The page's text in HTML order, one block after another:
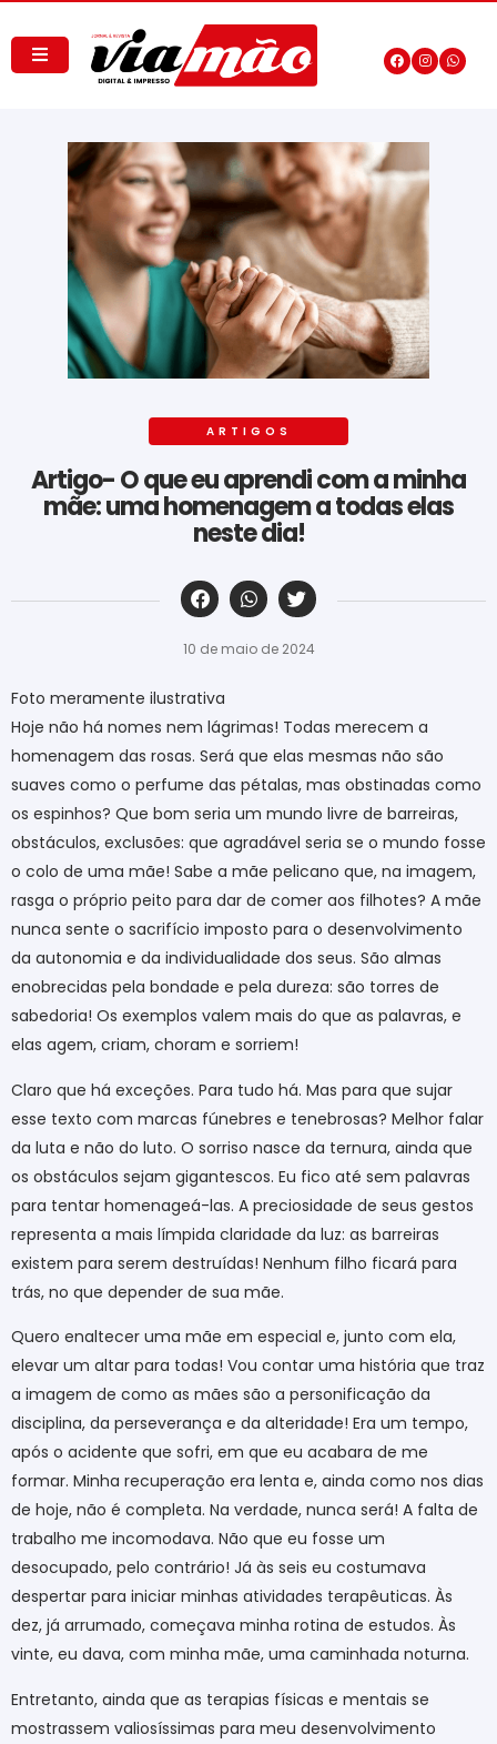
ARTIGOS
Artigo- O que eu aprendi com a minha
mãe: uma homenagem a todas elas
neste dia!
‎ ‎ ‎ ‎ ‎ ‎ ‎ ‎ ‎ ‎ ‎ ‎ ‎ ‎ ‎ ‎ ‎ ‎ ‎ ‎ ‎ ‎ ‎ ‎ ‎ ‎ ‎ ‎ ‎ ‎ ‎
10 de maio de 2024
Foto meramente ilustrativa
Hoje não há nomes nem lágrimas! Todas merecem a
homenagem das rosas. Será que elas mesmas não são
suaves como o perfume das pétalas, mas obstinadas como
os espinhos? Que bom seria um mundo livre de barreiras,
obstáculos, exclusões: que agradável seria se o mundo fosse
o colo de uma mãe! Sabe a mãe pelicano que, na imagem,
rasga o próprio peito para dar de comer aos filhotes? A mãe
nunca sente o sacrifício imposto para o desenvolvimento
da autonomia e da individualidade dos seus. São almas
enobrecidas pela bondade e pela dureza: são torres de
sabedoria! Os exemplos valem mais do que as palavras, e
elas agem, criam, choram e sorriem!
Claro que há exceções. Para tudo há. Mas para que sujar
esse texto com marcas fúnebres e tenebrosas? Melhor falar
da luta e não do luto. O sorriso nasce da ternura, ainda que
os obstáculos sejam gigantescos. Eu fico até sem palavras
para tentar homenageá-las. A preciosidade de seus gestos
representa a mais límpida claridade da luz: as barreiras
existem para serem destruídas! Nenhum filho ficará para
trás, no que depender de sua mãe.
Quero enaltecer uma mãe em especial e, junto com ela,
elevar um altar para todas! Vou contar uma história que traz
a imagem de como as mães são a personificação da
disciplina, da perseverança e da alteridade! Era um tempo,
após o acidente que sofri, em que eu acabara de me
formar. Minha recuperação era lenta e, ainda como nos dias
de hoje, não é completa. Na verdade, nunca será! A falta de
trabalho me incomodava. Não que eu fosse um
desocupado, pelo contrário! Já às seis eu costumava
despertar para iniciar minhas atividades terapêuticas. Às
dez, já arrumado, começava minha rotina de estudos. Às
vinte, eu dava, com minha mãe, uma caminhada noturna.
Entretanto, ainda que as terapias físicas e mentais se
mostrassem valiosíssimas para meu desenvolvimento